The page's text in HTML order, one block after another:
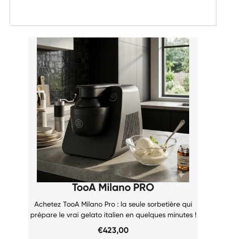
TooA Milano PRO
Achetez TooA Milano Pro : la seule sorbetière qui
prépare le vrai gelato italien en quelques minutes !
€423,00